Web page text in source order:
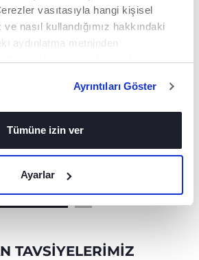
vasıtasıyla hangi kişisel
ve nasıl kullandığımız hakkındaki
aydınlatma metninden
Ayrıntıları Göster
Tümüne izin ver
AyarlarSandalyesi Tepsisi ve Kılıf
TAVSIYELERIMIZ